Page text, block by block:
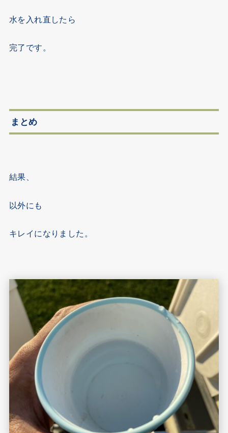
水を入れ直したら
完了です。
まとめ
結果、
以外にも
キレイになりました。